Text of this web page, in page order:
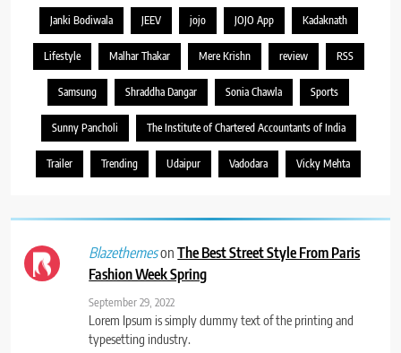
Janki Bodiwala JEEV jojo JOJO App Kadaknath
Lifestyle Malhar Thakar Mere Krishn review RSS
Samsung Shraddha Dangar Sonia Chawla Sports
Sunny Pancholi The Institute of Chartered Accountants of India
Trailer Trending Udaipur Vadodara Vicky Mehta
BlazethemesonThe Best Street Style From Paris
Fashion Week Spring
September 29, 2022
Lorem Ipsum is simply dummy text of the printing and
typesetting industry.